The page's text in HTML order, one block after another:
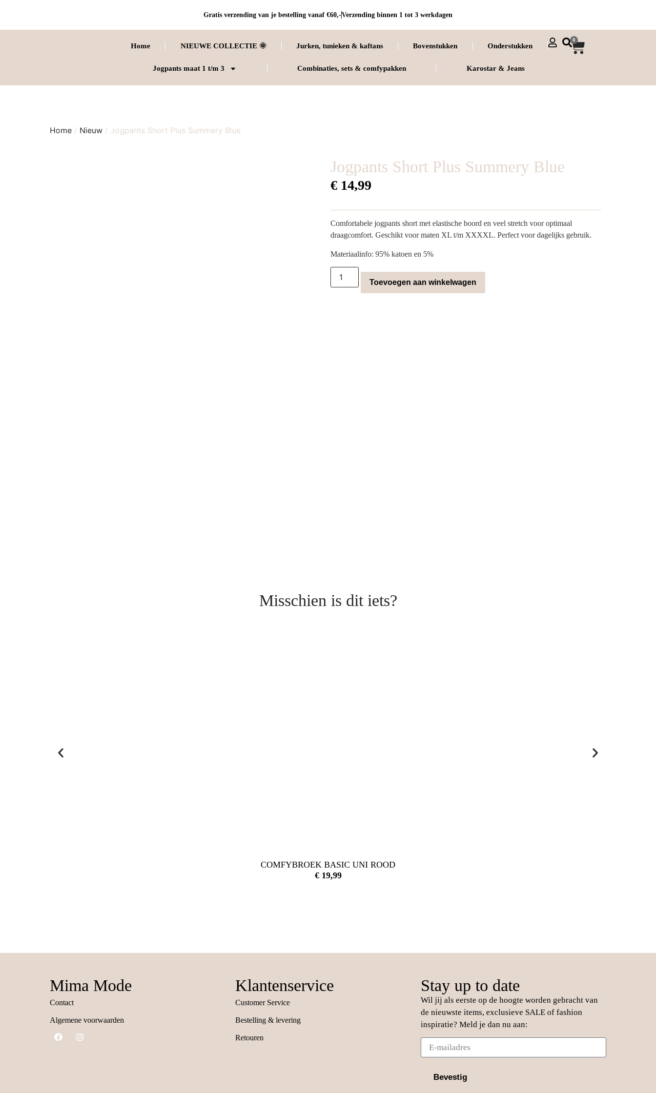
Gratis verzending van je bestelling vanaf €60,-Verzending binnen 1 tot 3 werkdagen
Home NIEUWE COLLECTIE 🌞 Jurken, tunieken & kaftans Bovenstukken Onderstukken
Jogpants maat 1 t/m 3 Combinaties, sets & comfypakken Karostar & Jeans
0
Home / Nieuw / Jogpants Short Plus Summery Blue
Jogpants Short Plus Summery Blue
€14,99
Comfortabele jogpants short met elastische boord en veel stretch voor optimaal
draagcomfort. Geschikt voor maten XL t/m XXXXL. Perfect voor dagelijks gebruik.
Materiaalinfo: 95% katoen en 5%
Toevoegen aan winkelwagen
Misschien is dit iets?
COMFYBROEK BASIC UNI ROOD
€19,99
Mima Mode
Contact
Algemene voorwaarden
Klantenservice
Customer Service
Bestelling & levering
Retouren
Stay up to date
Wil jij als eerste op de hoogte worden gebracht van
de nieuwste items, exclusieve SALE of fashion
inspiratie? Meld je dan nu aan:
Bevestig